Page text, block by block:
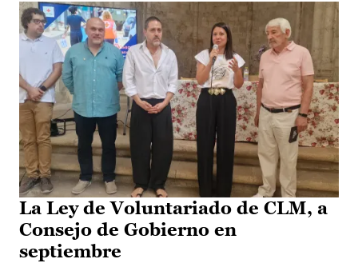
La Ley de Voluntariado de CLM, a
Consejo de Gobierno en
septiembre